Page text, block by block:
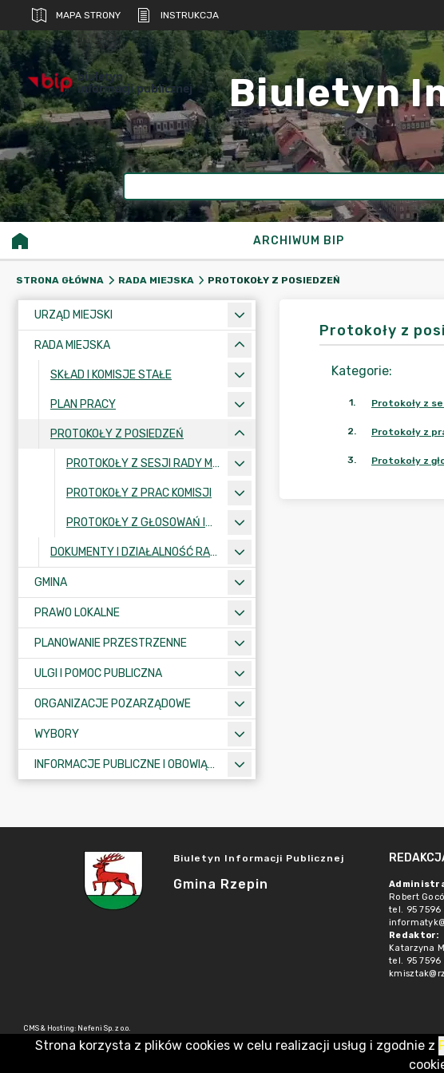
MAPA STRONY INSTRUKCJA
biuletyn
informacji publicznej Biuletyn
ARCHIWUM BIP
STRONA GŁÓWNA RADA MIEJSKA PROTOKOŁY Z POSIEDZEŃ
URZĄD MIEJSKI
RADA MIEJSKA
SKŁAD I KOMISJE STAŁE
PLAN PRACY
PROTOKOŁY Z POSIEDZEŃ
PROTOKOŁY Z SESJI RADY MIEJSKIEJ
PROTOKOŁY Z PRAC KOMISJI
PROTOKOŁY Z GŁOSOWAŃ IMIENNYCH
DOKUMENTY I DZIAŁALNOŚĆ RADY
GMINA
PRAWO LOKALNE
PLANOWANIE PRZESTRZENNE
ULGI I POMOC PUBLICZNA
ORGANIZACJE POZARZĄDOWE
WYBORY
INFORMACJE PUBLICZNE I OBOWIĄZKOWE
Protokoły z
Kategorie:
1. Protokoły z
2. Protokoły z
3. Protokoły z
Biuletyn Informacji Publicznej
Gmina Rzepin
Robert
tel. 95
Redaktor:
Katarzyna
tel. 95
CMS & Hosting: Nefeni Sp. z o.o.
Strona korzysta z plików cookies w celu realizacji usług i zgodnie z